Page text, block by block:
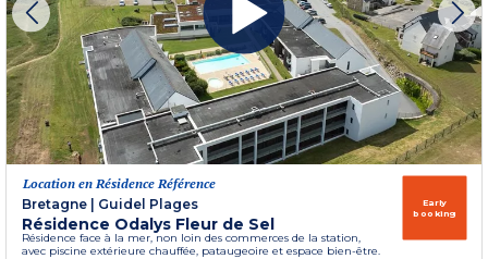
Location en Résidence Référence
Bretagne
Guidel Plages
Résidence Odalys Fleur de Sel
Résidence face à la mer, non loin des commerces de la station,
avec piscine extérieure chauffée, pataugeoire et espace bien-être.
Early
booking